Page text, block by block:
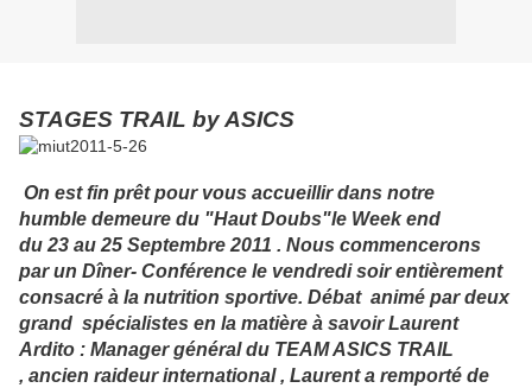
STAGES TRAIL by ASICS
On est fin prêt pour vous accueillir dans notre
humble demeure du "Haut Doubs"le Week end
du 23 au 25 Septembre 2011 . Nous commencerons
par un Dîner- Conférence le vendredi soir entièrement
consacré à la nutrition sportive. Débat animé par deux
grand spécialistes en la matière à savoir Laurent
Ardito : Manager général du TEAM ASICS TRAIL
, ancien raideur international , Laurent a remporté de